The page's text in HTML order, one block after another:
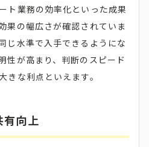
ト業務の効率化といった成果
果の幅広さが確認されていま
じ水準で入手できるようにな
性が高まり、判断のスピード
きな利点といえます。
向上